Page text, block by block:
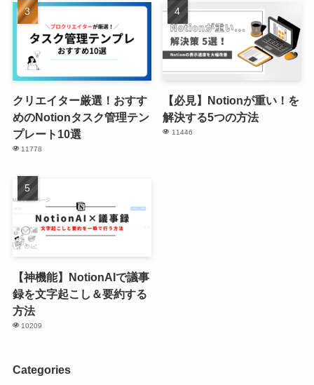
クリエイター厳選！おすす
めのNotionタスク管理テン
プレート10選
11778
【必見】Notionが重い！を
解決する5つの方法
11446
【神機能】NotionAIで議事
録を文字起こし＆要約する
方法
10209
Categories